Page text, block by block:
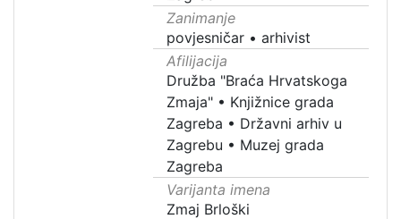
Zanimanje
povjesničar •arhivist
Afilijacija
Družba "Braća Hrvatskoga
Zmaja" • Knjižnice grada
Zagreba • Državni arhiv u
Zagrebu • Muzej grada
Zagreba
Varijanta imena
Zmaj Brloški